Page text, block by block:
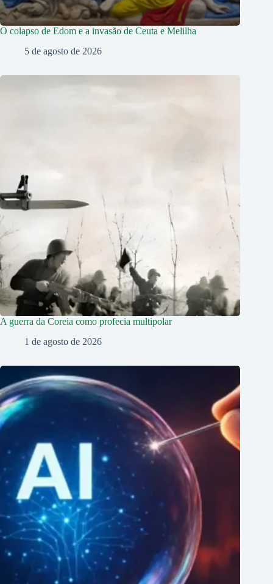
O colapso de Edom e a invasão de Ceuta e Melilha
5 de agosto de 2026
A guerra da Coreia como profecia multipolar
1 de agosto de 2026